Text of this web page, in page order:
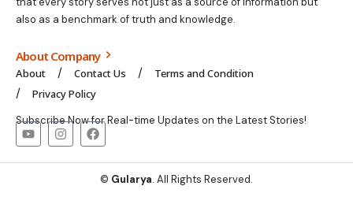
also as a benchmark of truth and knowledge.
About Company
About Contact Us
Terms and Condition
Privacy Policy
Subscribe Now for Real-time Updates on the Latest Stories!
© Gularya. All Rights Reserved.